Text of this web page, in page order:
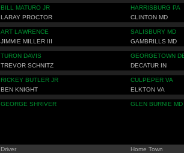
BILL MATURO JR
HARRISBURG PA
LARAY PROCTOR CLINTON MD
ART LAWRENCE
SALISBURY MD
JIMMIE MILLER III GAMBRILLS MD
TURON DAVIS
GEORGETOWN
TREVOR SCHNITZ DECATUR IN
RICKEY BUTLER JR
CULPEPER VA
BEN KNIGHT ELKTON VA
GEORGE SHRIVER
GLEN BURNIE MD
Driver Home Town